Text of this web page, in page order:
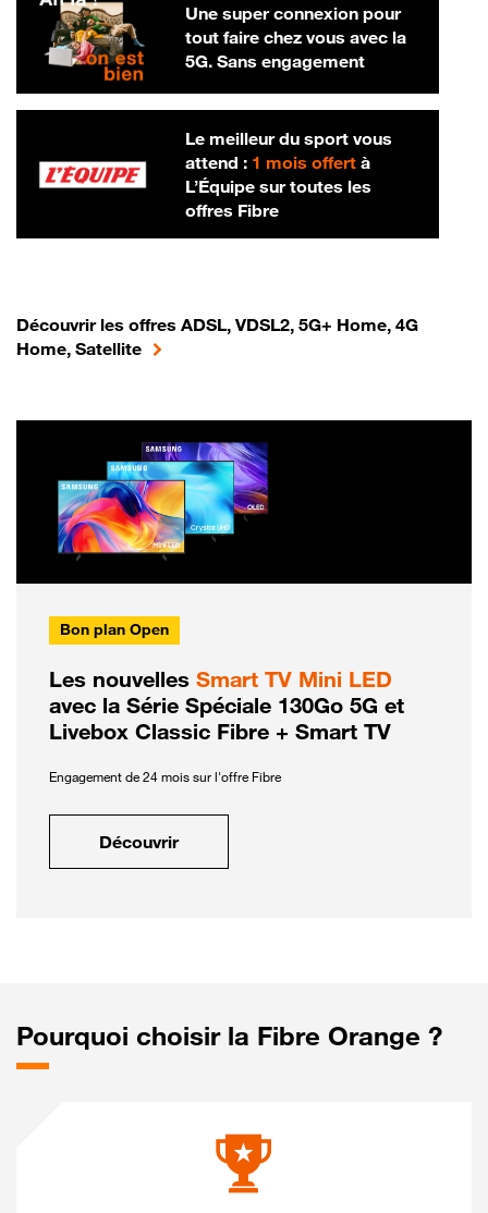
Une super connexion pour
tout faire chez vous avec la
5G. Sans engagement
Le meilleur du sport vous
attend : 1 mois offertà
L’Équipe sur toutes les
offres Fibre
Découvrir les offres ADSL, VDSL2, 5G+ Home, 4G
Home, Satellite
Bon plan Open
Les nouvelles Smart TV Mini LED
avec la Série Spéciale 130Go 5G et
Livebox Classic Fibre + Smart TV
Engagement de 24 mois sur l'offre Fibre
Découvrir
Pourquoi choisir la Fibre Orange ?